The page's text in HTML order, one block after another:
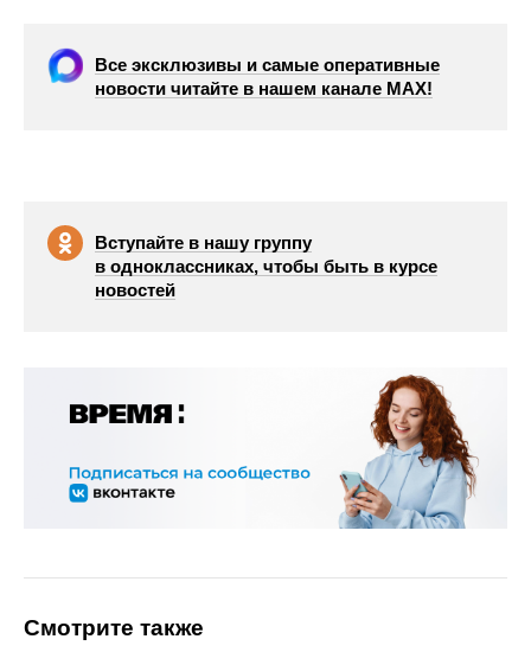
Все эксклюзивы и самые оперативные
новости читайте в нашем канале МАХ!
Вступайте в нашу группу
в одноклассниках, чтобы быть в курсе
новостей
Смотрите также